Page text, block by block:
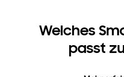
Welches
passt